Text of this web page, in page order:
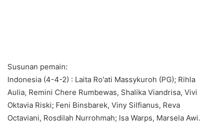
Susunan pemain:
Indonesia (4-4-2) : Laita Ro'ati Massykuroh (PG); Rihla
Aulia, Remini Chere Rumbewas, Shalika Viandrisa, Vivi
Oktavia Riski; Feni Binsbarek, Viny Silfianus, Reva
Octaviani, Rosdilah Nurrohmah; Isa Warps, Marsela Awi.